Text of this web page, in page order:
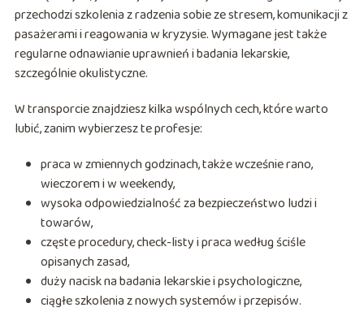
przechodzi szkolenia z radzenia sobie ze stresem, komunikacji z
pasażerami i reagowania w kryzysie. Wymagane jest także
regularne odnawianie uprawnień i badania lekarskie,
szczególnie okulistyczne.
W transporcie znajdziesz kilka wspólnych cech, które warto
lubić, zanim wybierzesz te profesje:
praca w zmiennych godzinach, także wcześnie rano,
wieczorem i w weekendy,
wysoka odpowiedzialność za bezpieczeństwo ludzi i
towarów,
częste procedury, check-listy i praca według ściśle
opisanych zasad,
duży nacisk na badania lekarskie i psychologiczne,
ciągłe szkolenia z nowych systemów i przepisów.